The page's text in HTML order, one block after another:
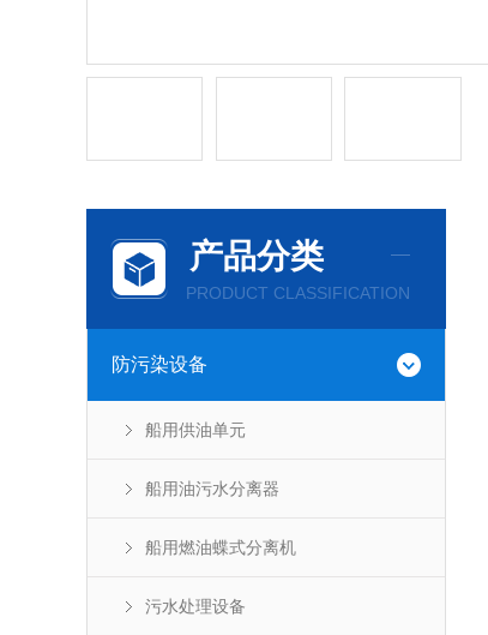
产品分类
PRODUCT CLASSIFICATION
防污染设备
船用供油单元
船用油污水分离器
船用燃油蝶式分离机
污水处理设备